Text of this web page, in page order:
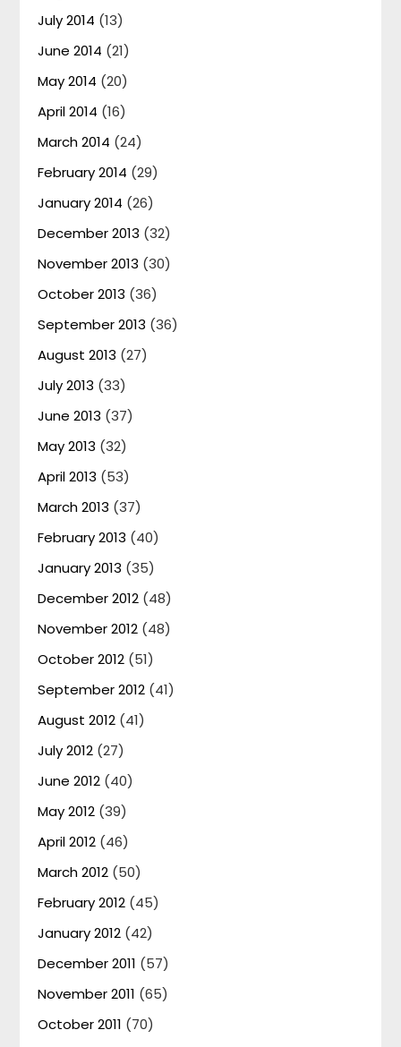
July 2014 (13)
June 2014 (21)
May 2014 (20)
April 2014 (16)
March 2014 (24)
February 2014 (29)
January 2014 (26)
December 2013 (32)
November 2013 (30)
October 2013 (36)
September 2013 (36)
August 2013 (27)
July 2013 (33)
June 2013 (37)
May 2013 (32)
April 2013 (53)
March 2013 (37)
February 2013 (40)
January 2013 (35)
December 2012 (48)
November 2012 (48)
October 2012 (51)
September 2012 (41)
August 2012 (41)
July 2012 (27)
June 2012 (40)
May 2012 (39)
April 2012 (46)
March 2012 (50)
February 2012 (45)
January 2012 (42)
December 2011 (57)
November 2011 (65)
October 2011 (70)